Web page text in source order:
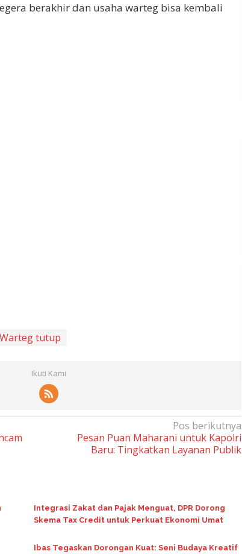
berakhir dan usaha warteg bisa kembali
Warteg tutup
Ikuti Kami
Pos berikutnya
Pesan Puan Maharani untuk Kapolri
Baru: Tingkatkan Layanan Publik
Integrasi Zakat dan Pajak Menguat, DPR Dorong
Skema Tax Credit untuk Perkuat Ekonomi Umat
Ibas Tegaskan Dorongan Kuat: Seni Budaya Kreatif